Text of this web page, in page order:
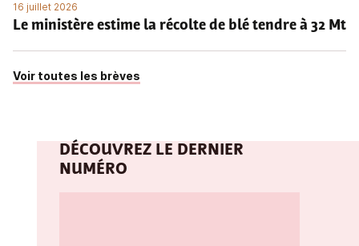
16 juillet 2026
Le ministère estime la récolte de blé tendre à 32 Mt
Voir toutes les brèves
DÉCOUVREZ LE DERNIER
NUMÉRO